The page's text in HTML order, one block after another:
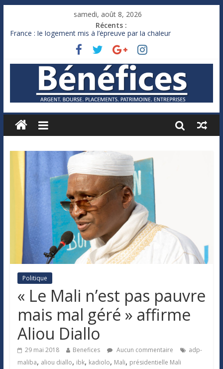
samedi, août 8, 2026
Récents :
France : le logement mis à l’épreuve par la chaleur
Des milliards de dollars de droits de douane déjà remboursés
Royaume-Uni : Andy Burnham recule sur l’impôt
Xavier Niel, le milliardaire qui ne touche presque rien
Ruée des fortunes russes vers l’étranger
Politique
« Le Mali n’est pas pauvre
mais mal géré » affirme
Aliou Diallo
29 mai 2018 Benefices Aucun commentaire
adp-
maliba, aliou diallo, ibk, kadiolo, Mali, présidentielle Mali